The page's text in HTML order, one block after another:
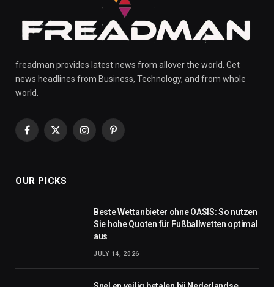
freadman provides latest news from allover the world. Get
news headlines from Business, Technology, and from whole
world.
Facebook
X
InstagramPinterest
OUR PICKS
Beste Wettanbieter ohne OASIS: So nutzen
Sie hohe Quoten für Fußballwetten optimal
aus
JULY 14, 2026